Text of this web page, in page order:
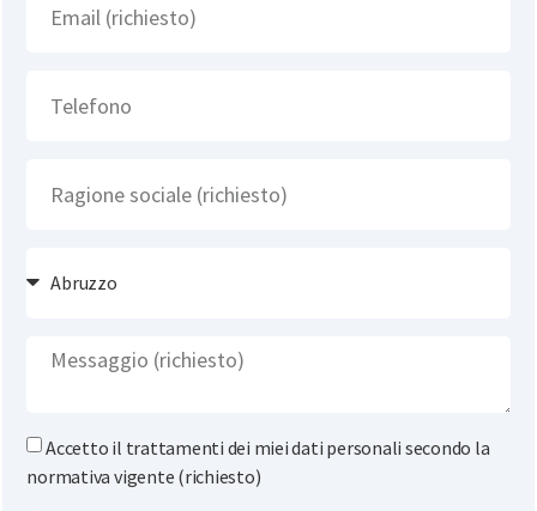
Accetto il trattamenti dei miei dati personali secondo la
normativa vigente (richiesto)